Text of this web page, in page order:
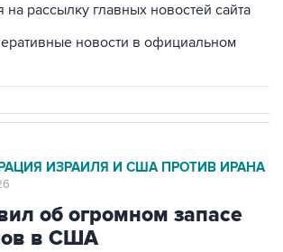
на рассылку главных новостей сайта
новости в официальном
ИЗРАИЛЯ И США ПРОТИВ ИРАНА
об огромном запасе
в США